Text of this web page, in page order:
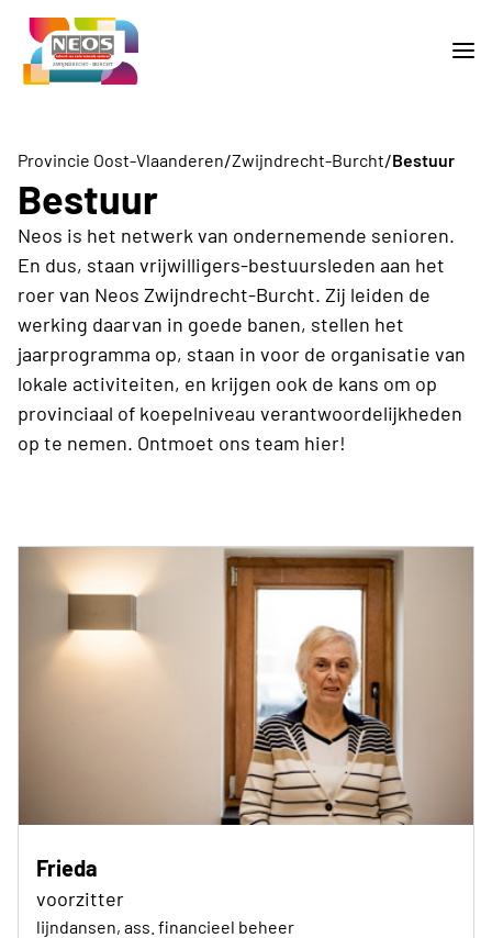
Provincie Oost-Vlaanderen/Zwijndrecht-Burcht/Bestuur
Bestuur
Neos is het netwerk van ondernemende senioren.
En dus, staan vrijwilligers-bestuursleden aan het
roer van Neos Zwijndrecht-Burcht. Zij leiden de
werking daarvan in goede banen, stellen het
jaarprogramma op, staan in voor de organisatie van
lokale activiteiten, en krijgen ook de kans om op
provinciaal of koepelniveau verantwoordelijkheden
op te nemen. Ontmoet ons team hier!
Frieda
voorzitter
lijndansen, ass. financieel beheer